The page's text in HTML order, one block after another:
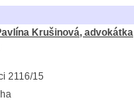
Krušinová, advokátka
2116/15